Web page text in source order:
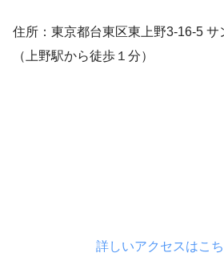
住所：東京都台東区東上野3-16-5
（上野駅から徒歩１分）
詳しいアクセスはこ